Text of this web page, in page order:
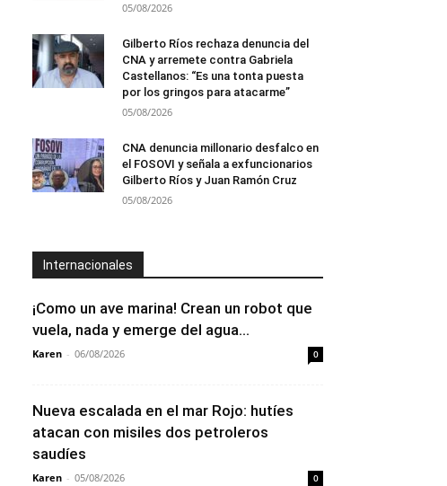
05/08/2026
Gilberto Ríos rechaza denuncia del
CNA y arremete contra Gabriela
Castellanos: “Es una tonta puesta
por los gringos para atacarme”
05/08/2026
CNA denuncia millonario desfalco en
el FOSOVI y señala a exfuncionarios
Gilberto Ríos y Juan Ramón Cruz
05/08/2026
Internacionales
¡Como un ave marina! Crean un robot que
vuela, nada y emerge del agua...
Karen - 06/08/2026 0
Nueva escalada en el mar Rojo: hutíes
atacan con misiles dos petroleros
saudíes
Karen - 05/08/2026 0